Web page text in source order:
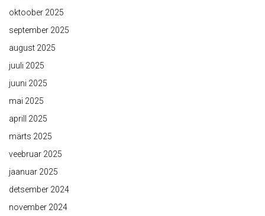
oktoober 2025
september 2025
august 2025
juuli 2025
juuni 2025
mai 2025
aprill 2025
märts 2025
veebruar 2025
jaanuar 2025
detsember 2024
november 2024